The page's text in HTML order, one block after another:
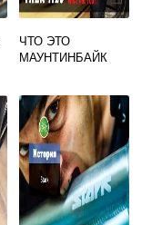
ЧТО ЭТО
МАУНТИНБАЙК